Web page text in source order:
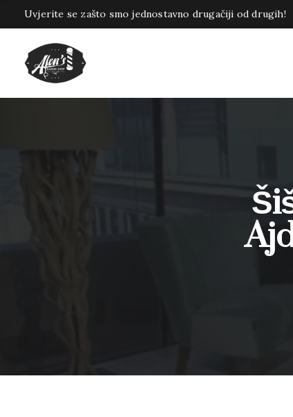
Uvjerite se zašto smo jednostavno drugačiji od drugih!